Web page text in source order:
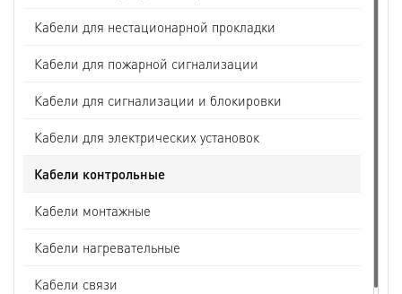
Кабели для нестационарной прокладки
Кабели для пожарной сигнализации
Кабели для сигнализации и блокировки
Кабели для электрических установок
Кабели контрольные
Кабели монтажные
Кабели нагревательные
Кабели связи